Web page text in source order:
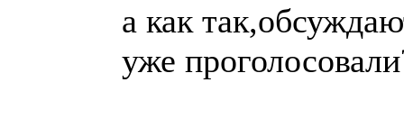
а как
уже